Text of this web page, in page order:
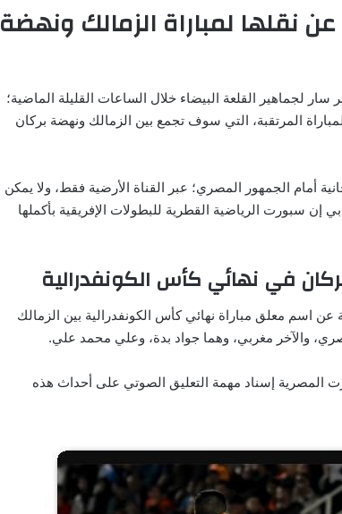
نقلها لمباراة الزمالك ونهضة
لجماهير القلعة البيضاء خلال الساعات القليلة الماضية؛
المرتقبة، التي سوف تجمع بين الزمالك ونهضة بركان
أمام الجمهور المصري؛ عبر القناة الأرضية فقط، ولا يمكن
إن سبورت الرياضية القطرية للبطولات الإفريقية بأكملها
في نهائي كأس الكونفدرالية
معلق مباراة نهائي كأس الكونفدرالية بين الزمالك
إسناد مهمة التعليق الصوتي على أحداث هذه